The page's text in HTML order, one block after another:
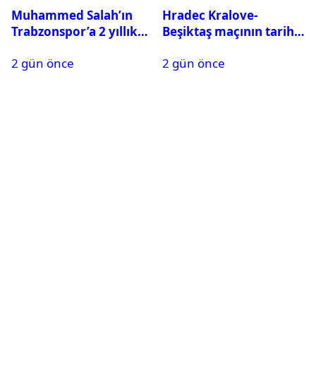
Muhammed Salah’ın
Trabzonspor’a 2 yıllık
2 gün önce
Hradec Kralove-
Beşiktaş maçının tarihi
2 gün önce